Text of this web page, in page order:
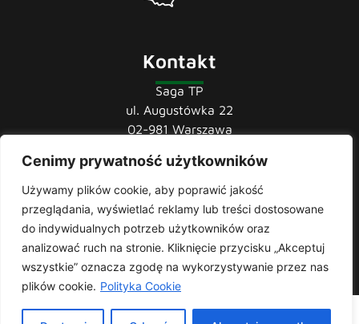
Cenimy prywatność użytkowników
Używamy plików cookie, aby poprawić jakość
przeglądania, wyświetlać reklamy lub treści dostosowane
do indywidualnych potrzeb użytkowników oraz
analizować ruch na stronie. Kliknięcie przycisku „Akceptuj
wszystkie” oznacza zgodę na wykorzystywanie przez nas
plików cookie. Polityka Cookie
Kontakt
Saga TP
ul. Augustówka 22
02-981 Warszawa
tel.: 22 741 36 85
22 852 43 60
mail:biuro@sagatp.pl
Saga T.P. © 2020 All rights Reserved. Made with bySkydoo